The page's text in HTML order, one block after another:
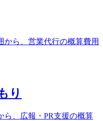
から、営業代行の概算費用
り
ら、広報・PR支援の概算